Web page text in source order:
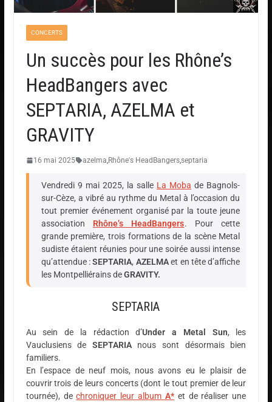
CONCERTS
Un succès pour les Rhône’s
HeadBangers avec
SEPTARIA, AZELMA et
GRAVITY
16 mai 2025 azelma,Rhône's HeadBangers,septaria
Vendredi 9 mai 2025, la salle La Moba de Bagnols-
sur-Cèze, a vibré au rythme du Metal à l’occasion du
tout premier événement organisé par la toute jeune
association Rhône’s HeadBangers. Pour cette
grande première, trois formations de la scène Metal
sudiste étaient réunies pour une soirée aussi intense
qu’attendue :SEPTARIA, AZELMAet en tête d’affiche
les Montpelliérains deGRAVITY.
SEPTARIA
Au sein de la rédaction d’Under a Metal Sun, les
Vauclusiens de SEPTARIAnous sont désormais bien
familiers.
En l’espace de neuf mois, nous avons eu le plaisir de
couvrir trois de leurs concerts (dont le tout premier de leur
tournée), dechroniquer leur album A*et de réaliser une